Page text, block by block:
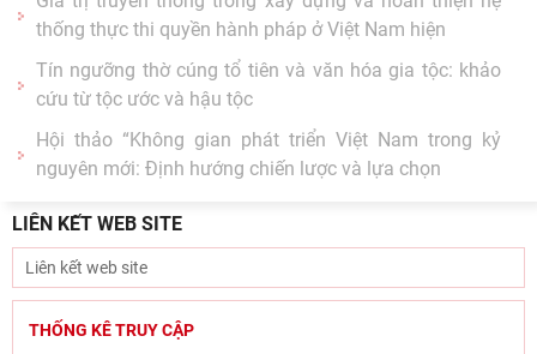
thống thực thi quyền hành pháp ở Việt Nam hiện
Giá trị truyền thống trong xây dựng và hoàn thiện hệ
thống thực thi quyền hành pháp ở Việt Nam hiện
Tín ngưỡng thờ cúng tổ tiên và văn hóa gia tộc: khảo
cứu từ tộc ước và hậu tộc
nguyên mới: Định hướng chiến lược và lựa chọn
Viện Nghiên cứu Hán - Nôm tiếp và làm việc với GS.TS
Nguyễn Phương Ngọc – Phó hiệu trưởng Trường
Góc nhìn của Đảng, hành động kiên quyết và bảo vệ
LIÊN KẾT WEB SITE
THỐNG KÊ TRUY CẬP